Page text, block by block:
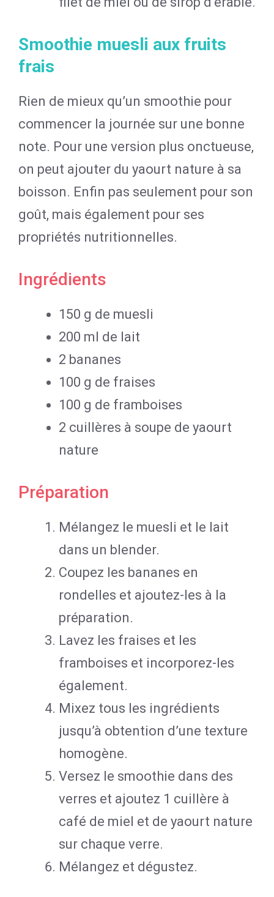
Smoothie muesli aux fruits
frais
Rien de mieux qu’un smoothie pour
commencer la journée sur une bonne
note. Pour une version plus onctueuse,
on peut ajouter du yaourt nature à sa
boisson. Enfin pas seulement pour son
goût, mais également pour ses
propriétés nutritionnelles.
Ingrédients
150 g de muesli
200 ml de lait
2 bananes
100 g de fraises
100 g de framboises
2 cuillères à soupe de yaourt
nature
Préparation
Mélangez le muesli et le lait
dans un blender.
Coupez les bananes en
rondelles et ajoutez-les à la
préparation.
Lavez les fraises et les
framboises et incorporez-les
également.
Mixez tous les ingrédients
jusqu’à obtention d’une texture
homogène.
Versez le smoothie dans des
verres et ajoutez 1 cuillère à
café de miel et de yaourt nature
sur chaque verre.
Mélangez et dégustez.